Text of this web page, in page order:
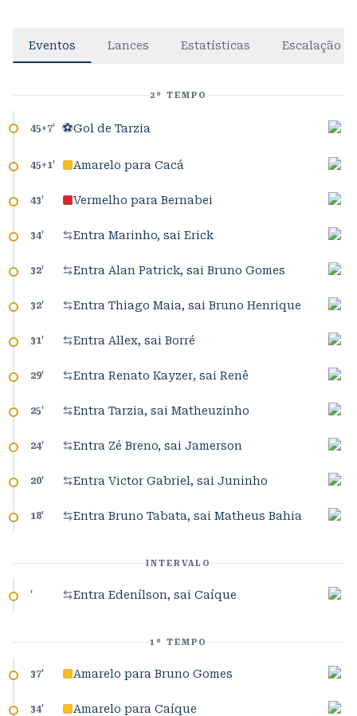
Eventos Lances Estatísticas Escalação
2º TEMPO
45+7' ⚽Gol de Tarzia
45+1' Amarelo para Cacá
43' Vermelho para Bernabei
34' Entra Marinho, sai Erick
32' Entra Alan Patrick, sai Bruno Gomes
32' Entra Thiago Maia, sai Bruno Henrique
31' Entra Allex, sai Borré
29' Entra Renato Kayzer, sai Renê
25' Entra Tarzia, sai Matheuzinho
24' Entra Zé Breno, sai Jamerson
20' Entra Victor Gabriel, sai Juninho
18' Entra Bruno Tabata, sai Matheus Bahia
INTERVALO
' Entra Edenílson, sai Caíque
1º TEMPO
37' Amarelo para Bruno Gomes
34' Amarelo para Caíque